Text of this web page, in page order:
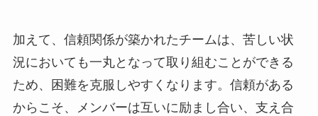
加えて、信頼関係が築かれたチームは、苦しい状
況においても一丸となって取り組むことができる
ため、困難を克服しやすくなります。信頼がある
からこそ、メンバーは互いに励まし合い、支え合